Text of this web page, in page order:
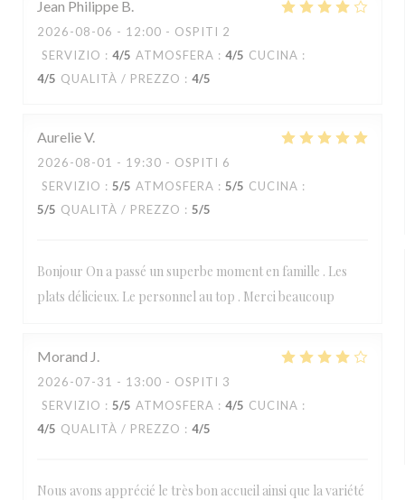
Jean Philippe B
2026-08-06 - 12:00 - OSPITI 2
SERVIZIO : 4/5 ATMOSFERA : 4/5 CUCINA :
4/5 QUALITÀ / PREZZO : 4/5
AurelieV
2026-08-01 - 19:30 - OSPITI 6
SERVIZIO : 5/5 ATMOSFERA : 5/5 CUCINA :
5/5 QUALITÀ / PREZZO : 5/5
Bonjour On a passé un superbe moment en famille . Les
plats délicieux. Le personnel au top . Merci beaucoup
Morand J
2026-07-31 - 13:00 - OSPITI 3
SERVIZIO : 5/5 ATMOSFERA : 4/5 CUCINA :
4/5 QUALITÀ / PREZZO : 4/5
Nous avons apprécié le très bon accueil ainsi que la variété